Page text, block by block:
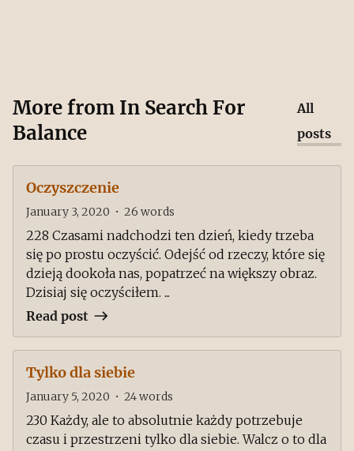
More from In Search For
Balance
All
posts
Oczyszczenie
January 3, 2020 • 26 words
228 Czasami nadchodzi ten dzień, kiedy trzeba
się po prostu oczyścić. Odejść od rzeczy, które się
dzieją dookoła nas, popatrzeć na większy obraz.
Dzisiaj się oczyściłem. ...
Read post
Tylko dla siebie
January 5, 2020 • 24words
230 Każdy, ale to absolutnie każdy potrzebuje
czasu i przestrzeni tylko dla siebie. Walcz o to dla